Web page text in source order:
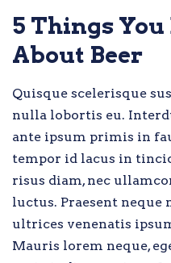
5 Things
About Beer
Quisque scelerisque
nulla lobortis eu.
ante ipsum primis in
tempor id lacus in
risus diam, nec
luctus. Praesent neque
ultrices venenatis
Mauris lorem neque,